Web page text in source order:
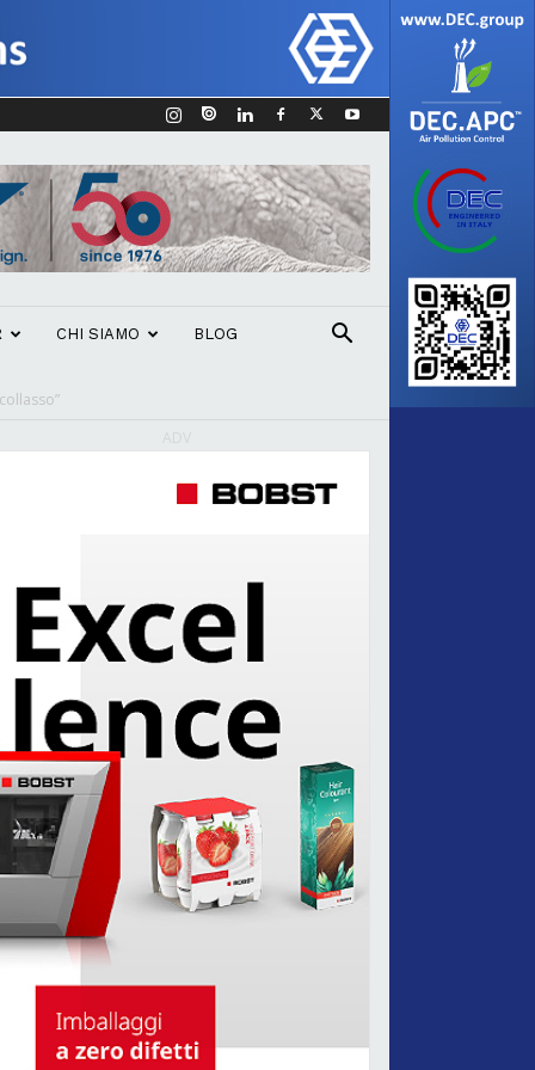
CHI SIAMO BLOG